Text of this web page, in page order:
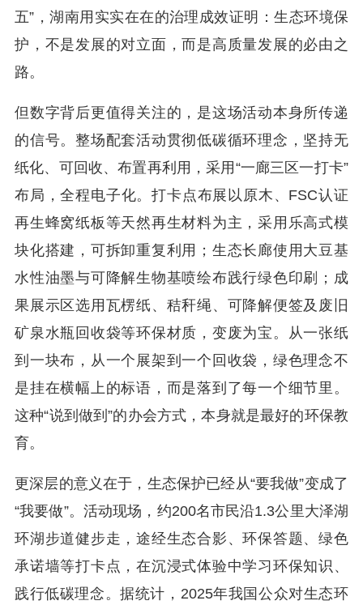
五”，湖南用实实在在的治理成效证明：生态环境保
护，不是发展的对立面，而是高质量发展的必由之
路。
但数字背后更值得关注的，是这场活动本身所传递
的信号。整场配套活动贯彻低碳循环理念，坚持无
纸化、可回收、布置再利用，采用“一廊三区一打卡”
布局，全程电子化。打卡点布展以原木、FSC认证
再生蜂窝纸板等天然再生材料为主，采用乐高式模
块化搭建，可拆卸重复利用；生态长廊使用大豆基
水性油墨与可降解生物基喷绘布践行绿色印刷；成
果展示区选用瓦楞纸、秸秆绳、可降解便签及废旧
矿泉水瓶回收袋等环保材质，变废为宝。从一张纸
到一块布，从一个展架到一个回收袋，绿色理念不
是挂在横幅上的标语，而是落到了每一个细节里。
这种“说到做到”的办会方式，本身就是最好的环保教
育。
更深层的意义在于，生态保护已经从“要我做”变成了
“我要做”。活动现场，约200名市民沿1.3公里大泽湖
环湖步道健步走，途经生态合影、环保答题、绿色
承诺墙等打卡点，在沉浸式体验中学习环保知识、
践行低碳理念。据统计，2025年我国公众对生态环